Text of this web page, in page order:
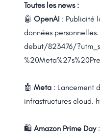
Toutes les news :
🤖 OpenAI : Publicité
données personnelles.
debut/823476/
🤖 Meta : Lancement
infrastructures cloud.
🛍️ Amazon Prime Day: